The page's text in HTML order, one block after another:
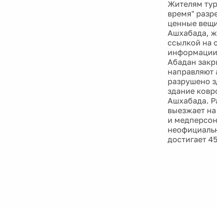
Жителям
время"
ценные
Ашхабада,
ссылкой на
информации
Абадан
направляют
разрушено
здание
Ашхабада.
выезжает
и
достигает